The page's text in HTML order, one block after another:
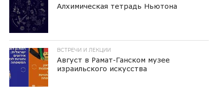
Алхимическая тетрадь Ньютона
ВСТРЕЧИ И ЛЕКЦИИ
Август в Рамат-Ганском музее
израильского искусства